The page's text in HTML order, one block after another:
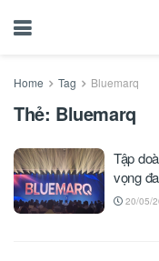
Home Tag Bluemarq
Thẻ: Bluemarq
Tập
vọng
20/05/